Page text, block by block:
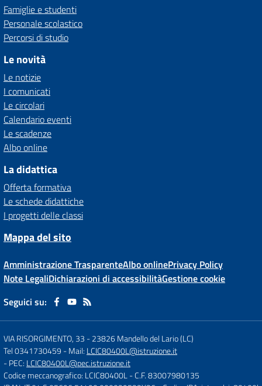
Famiglie e studenti
Personale scolastico
Percorsi di studio
Le novità
Le notizie
I comunicati
Le circolari
Calendario eventi
Le scadenze
Albo online
La didattica
Offerta formativa
Le schede didattiche
I progetti delle classi
Mappa del sito
Amministrazione TrasparenteAlbo onlinePrivacy Policy
Note LegaliDichiarazioni di accessibilitàGestione cookie
Seguici su:
VIA RISORGIMENTO, 33 -23826 Mandello del Lario (LC)
Tel 0341730459 - Mail: LCIC80400L@istruzione.it
- PEC: LCIC80400L@pec.istruzione.it
Codice meccanografico: LCIC80400L- C.F. 83007980135